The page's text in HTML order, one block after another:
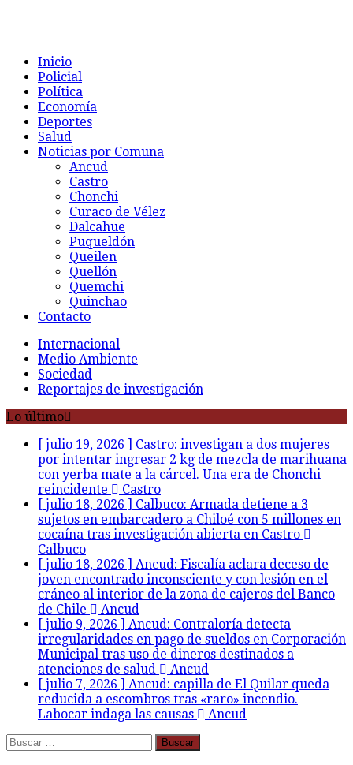
Inicio
Policial
Política
Economía
Deportes
Salud
Noticias por Comuna
Ancud
Castro
Chonchi
Curaco de Vélez
Dalcahue
Puqueldón
Queilen
Quellón
Quemchi
Quinchao
Contacto
Internacional
Medio Ambiente
Sociedad
Reportajes de investigación
Lo último
[ julio 19, 2026 ] Castro: investigan a dos mujeres
por intentar ingresar 2 kg de mezcla de marihuana
con yerba mate a la cárcel. Una era de Chonchi
reincidente
Castro
[ julio 18, 2026 ] Calbuco: Armada detiene a 3
sujetos en embarcadero a Chiloé con 5 millones en
cocaína tras investigación abierta en Castro
Calbuco
[ julio 18, 2026 ] Ancud: Fiscalía aclara deceso de
joven encontrado inconsciente y con lesión en el
cráneo al interior de la zona de cajeros del Banco
de Chile
Ancud
[ julio 9, 2026 ] Ancud: Contraloría detecta
irregularidades en pago de sueldos en Corporación
Municipal tras uso de dineros destinados a
atenciones de salud
Ancud
[ julio 7, 2026 ] Ancud: capilla de El Quilar queda
reducida a escombros tras «raro» incendio.
Labocar indaga las causas
Ancud
Buscar: